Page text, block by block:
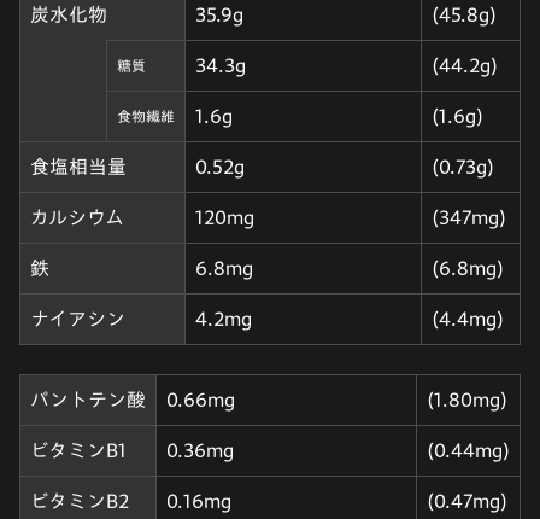
炭水化物 35.9g (45.8g)
糖質 34.3g (44.2g)
食物繊維 1.6g (1.6g)
食塩相当量 0.52g (0.73g)
カルシウム 120mg (347mg)
鉄 6.8mg (6.8mg)
ナイアシン 4.2mg (4.4mg)
パントテン酸 0.66mg (1.80mg)
ビタミンB1 0.36mg (0.44mg)
ビタミンB2 0.16mg (0.47mg)